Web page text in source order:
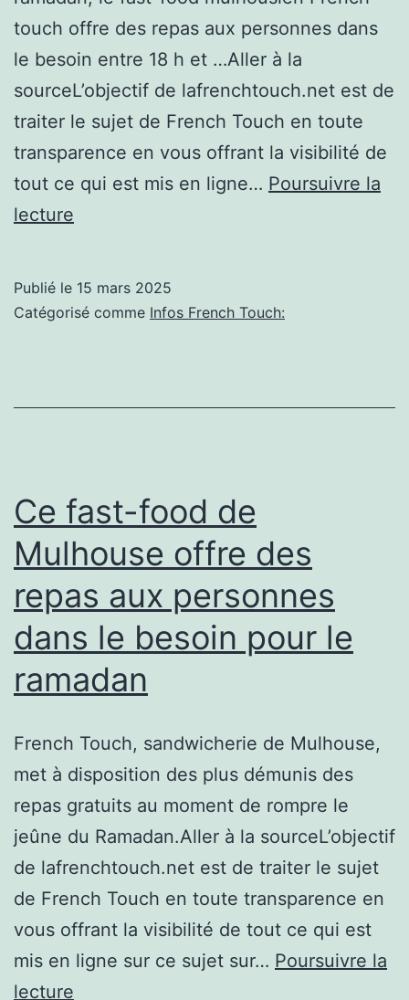
touch offre des repas aux personnes dans
le besoin entre 18 h et …Aller à la
sourceL’objectif de lafrenchtouch.net est de
traiter le sujet de French Touch en toute
transparence en vous offrant la visibilité de
tout ce qui est mis en ligne… Poursuivre la
lecture
food
aux
personnes
dans
le
besoin
pendant
le
Publié le 15 mars 2025
Catégorisé comme Infos French Touch:
Ce fast-food de
Mulhouse offre des
repas aux personnes
dans le besoin pour le
ramadan
French Touch, sandwicherie de Mulhouse,
met à disposition des plus démunis des
repas gratuits au moment de rompre le
jeûne du Ramadan.Aller à la sourceL’objectif
de lafrenchtouch.net est de traiter le sujet
de French Touch en toute transparence en
vous offrant la visibilité de tout ce qui est
mis en ligne sur ce sujet sur… Poursuivre la
lecture